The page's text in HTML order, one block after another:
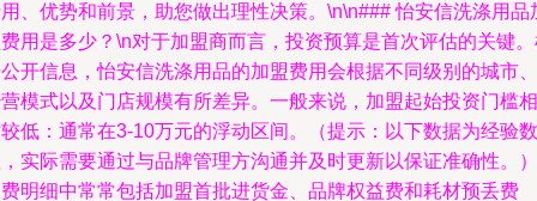
、优势和前景，助您做出理性决策。\n\n### 怡安信洗涤用品
用是多少？\n对于加盟商而言，投资预算是首次评估的关键
开信息，怡安信洗涤用品的加盟费用会根据不同级别的城市、
模式以及门店规模有所差异。一般来说，加盟起始投资门槛相
低：通常在3-10万元的浮动区间。（提示：以下数据为经验数
实际需要通过与品牌管理方沟通并及时更新以保证准确性。
明细中常常包括加盟首批进货金、品牌权益费和耗材预丢费